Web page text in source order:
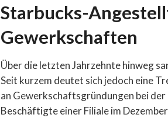
Starbucks-
Gewerkschaften
Über die letzten Jahrzehnte hinweg
Seit kurzem deutet sich jedoch eine
an Gewerkschaftsgründungen bei der
Beschäftigte einer Filiale im